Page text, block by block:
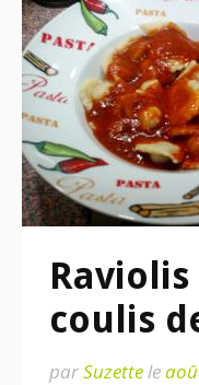
coulis
parSuzettele